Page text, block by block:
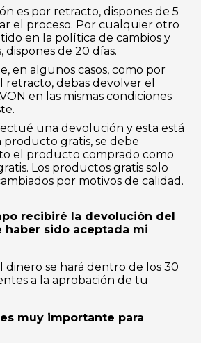
es por retracto, dispones de 5
el proceso. Por cualquier otro
en la política de cambios y
dispones de 20 días.
en algunos casos, como por
retracto, debas devolver el
en las mismas condiciones
una devolución y esta está
producto gratis, se debe
el producto comprado como
Los productos gratis solo
por motivos de calidad.
recibiré la devolución del
sido aceptada mi
dinero se hará dentro de los 30
a la aprobación de tu
muy importante para